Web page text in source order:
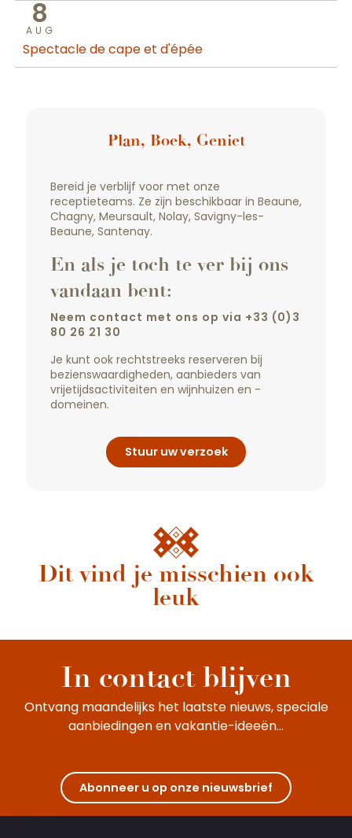
8
AUG
Spectacle de cape et d'épée
Plan, Boek, Geniet
Bereid je verblijf voor met onze
receptieteams. Ze zijn beschikbaar in Beaune,
Chagny, Meursault, Nolay, Savigny-les-
Beaune, Santenay.
En als je toch te ver bij ons
vandaan bent:
Neem contact met ons op via +33 (0)3
80 26 21 30
Je kunt ook rechtstreeks reserveren bij
bezienswaardigheden, aanbieders van
vrijetijdsactiviteiten en wijnhuizen en -
domeinen.
Stuur uw verzoek
Dit vind je misschien ook
leuk
Beaune in 48 uur
Er zijn de must-sees, de klassiekers, de
onverwachte…. sites om te bezoeken, dingen
en kleine...
In contact blijven
Ontvang maandelijks het laatste nieuws, speciale
aanbiedingen en vakantie-ideeën...
Abonneer u op onze nieuwsbrief